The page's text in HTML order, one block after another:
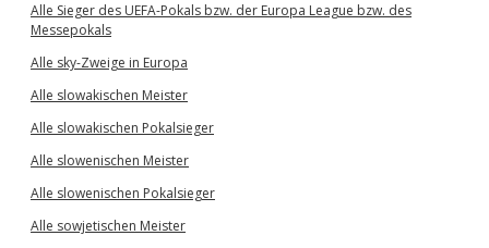
Alle Sieger des UEFA-Pokals bzw. der Europa League bzw. des
Messepokals
Alle sky-Zweige in Europa
Alle slowakischen Meister
Alle slowakischen Pokalsieger
Alle slowenischen Meister
Alle slowenischen Pokalsieger
Alle sowjetischen Meister